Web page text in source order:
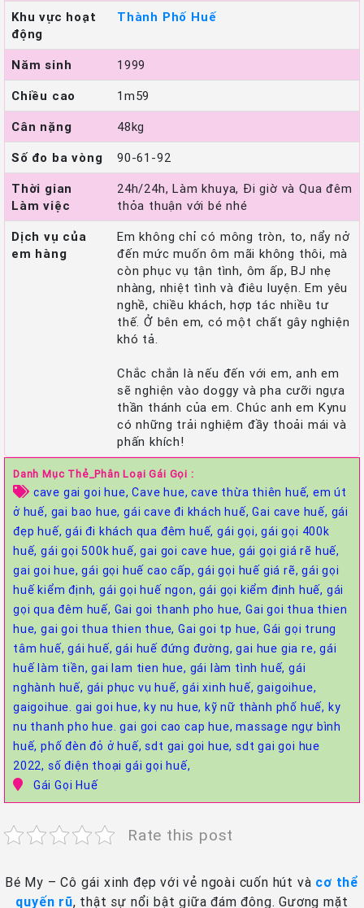
Khu vực hoạt
động
Thành Phố Huế
Năm sinh
1999
Chiều cao
1m59
Cân nặng
48kg
Số đo ba vòng
90-61-92
Thời gian
Làm việc
24h/24h, Làm khuya, Đi giờ và Qua đêm
thỏa thuận với bé nhé
Dịch vụ của
em hàng
Em không chỉ có mông tròn, to, nẩy nở
đến mức muốn ôm mãi không thôi, mà
còn phục vụ tận tình, ôm ấp, BJ nhẹ
nhàng, nhiệt tình và điêu luyện. Em yêu
nghề, chiều khách, hợp tác nhiều tư
thế. Ở bên em, có một chất gây nghiện
khó tả.
Chắc chắn là nếu đến với em, anh em
sẽ nghiện vào doggy và pha cưỡi ngựa
thần thánh của em. Chúc anh em Kynu
có những trải nghiệm đầy thoải mái và
phấn khích!
Danh Mục Thẻ_Phân Loại Gái Gọi :
cave gai goi hue,Cave hue,cave thừa thiên huế,em út
ở huế, gai bao hue,gái cave đi khách huế,Gai cave huế, gái
đẹp huế,gái đi khách qua đêm huế,gái gọi,gái gọi 400k
huế, gái gọi 500k huế,gai goi cave hue, gái gọi giá rẽ huế,
gai goi hue,gái gọi huế cao cấp,gái gọi huế giá rẽ,gái gọi
huế kiểm định,gái gọi huế ngon,gái gọi kiểm định huế, gái
gọi qua đêm huế, Gai goi thanh pho hue,Gai goi thua thien
hue, gai goi thua thien thue,Gai goi tp hue, Gái gọi trung
tâm huế,gái huế,gái huế đứng đường,gai hue gia re,gái
huế làm tiền,gai lam tien hue, gái làm tình huế,gái
nghành huế, gái phục vụ huế,gái xinh huế,gaigoihue,
gaigoihue. gai goi hue,ky nu hue,kỹ nữ thành phố huế, ky
nu thanh pho hue. gai goi cao cap hue,massage ngự bình
huế, phố đèn đỏ ở huế, sdt gai goi hue, sdt gai goi hue
2022, số điện thoại gái gọi huế,
Gái Gọi Huế
Rate this post
Bé My – Cô gái xinh đẹp với vẻ ngoài cuốn hút và cơ thể
quyến rũ, thật sự nổi bật giữa đám đông. Gương mặt